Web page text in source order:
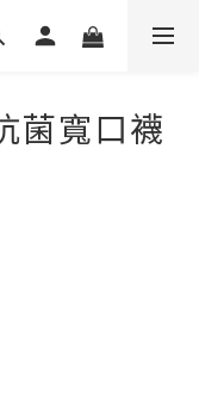
菌寬口襪